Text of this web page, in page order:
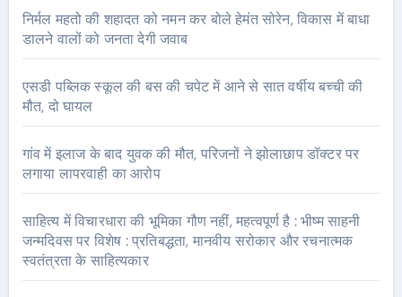
निर्मल महतो की शहादत को नमन कर बोले हेमंत सोरेन, विकास में बाधा
डालने वालों को जनता देगी जवाब
एसडी पब्लिक स्कूल की बस की चपेट में आने से सात वर्षीय बच्ची की
मौत, दो घायल
गांव में इलाज के बाद युवक की मौत, परिजनों ने झोलाछाप डॉक्टर पर
लगाया लापरवाही का आरोप
साहित्य में विचारधारा की भूमिका गौण नहीं, महत्वपूर्ण है : भीष्म साहनी
जन्मदिवस पर विशेष : प्रतिबद्धता, मानवीय सरोकार और रचनात्मक
स्वतंत्रता के साहित्यकार